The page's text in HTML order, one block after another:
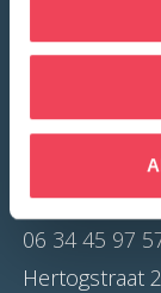
Contact
info@ver-
06 34 45 97
Hertogstraat